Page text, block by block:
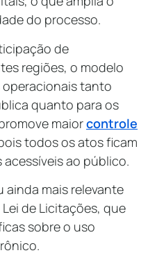
do processo.
de
regiões, o modelo
tanto
quanto para os
maiorcontrole
todos os atos ficam
ao público.
ainda mais relevante
de Licitações, que
sobre o uso